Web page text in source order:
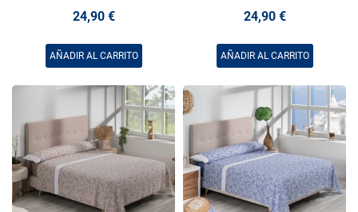
24,90 €
AÑADIR AL CARRITO
24,90 €
AÑADIR AL CARRITO